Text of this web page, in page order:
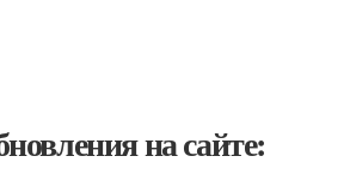
на сайте: